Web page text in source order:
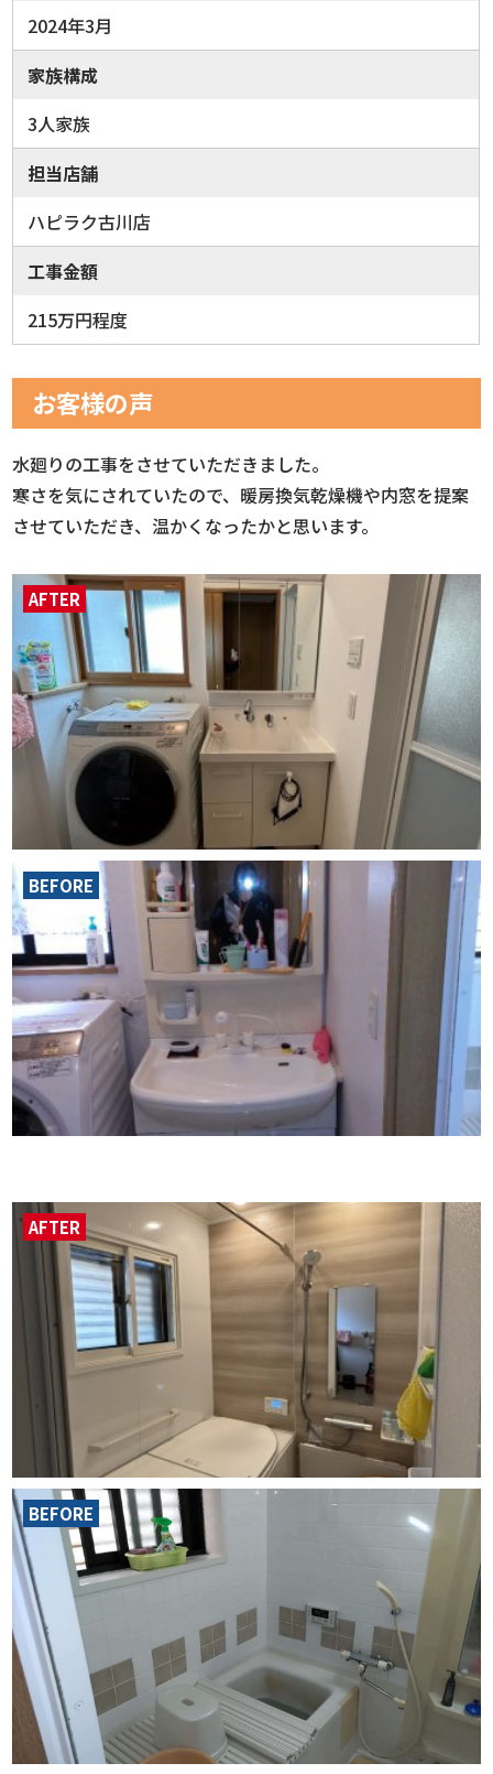
2024年3月
家族構成
3人家族
担当店舗
ハピラク古川店
工事金額
215万円程度
お客様の声
水廻りの工事をさせていただきました。
寒さを気にされていたので、暖房換気乾燥機や内窓を提案
させていただき、温かくなったかと思います。
AFTER
BEFORE
AFTER
BEFORE